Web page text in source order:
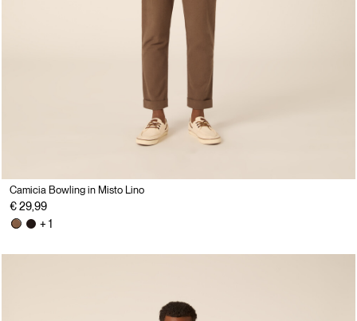
Camicia Bowling in Misto Lino
€ 29,99
+ 1